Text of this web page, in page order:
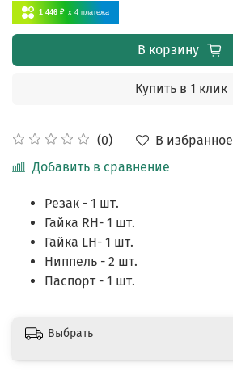
(0)
В избранное
Добавить в сравнение
1 446 ₽ x 4 платежа
В корзину
Купить в 1 клик
Резак - 1 шт.
Гайка RH- 1 шт.
Гайка LH- 1 шт.
Ниппель - 2 шт.
Паспорт - 1 шт.
Выбрать